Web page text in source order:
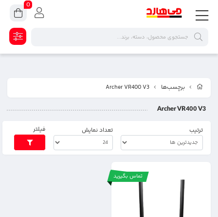
برچسب‌ها Archer VR400 V3
Archer VR400 V3
ترتیب تعداد نمایش فیلتر
تماس بگیرید
0